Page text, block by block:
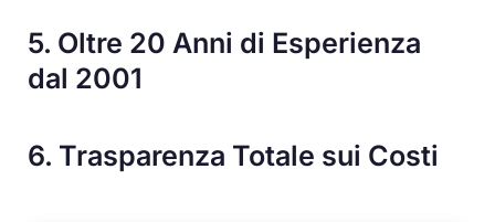
5. Oltre 20 Anni di Esperienza
dal 2001
6. Trasparenza Totale sui Costi